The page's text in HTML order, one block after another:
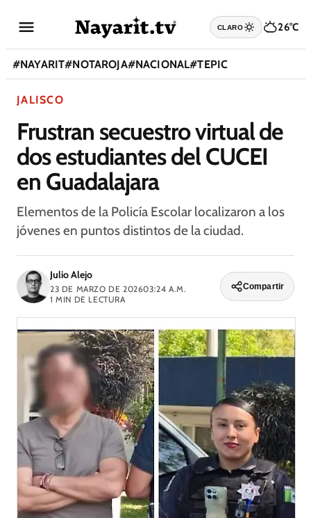
CLARO 26°C
#NAYARIT#NOTAROJA#NACIONAL#TEPIC
JALISCO
Frustran secuestro virtual de
dos estudiantes del CUCEI
en Guadalajara
Elementos de la Policía Escolar localizaron a los
jóvenes en puntos distintos de la ciudad.
Julio Alejo
23 DE MARZO DE 202603:24 A.M.
1 MIN DE LECTURA
Compartir